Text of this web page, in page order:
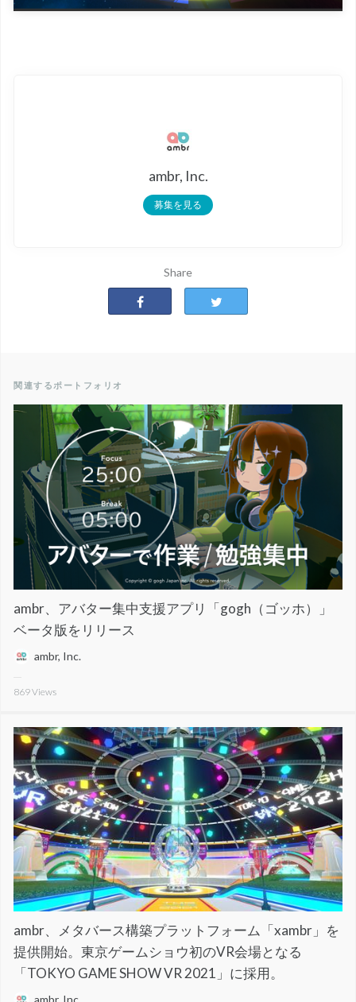
ambr, Inc.
募集を見る
Share
関連するポートフォリオ
ambr、アバター集中支援アプリ「gogh（ゴッホ）」
ベータ版をリリース
ambr, Inc.
869Views
ambr、メタバース構築プラットフォーム「xambr」を
提供開始。東京ゲームショウ初のVR会場となる
「TOKYO GAME SHOW VR 2021」に採用。